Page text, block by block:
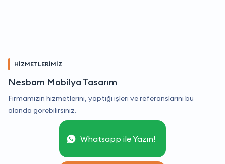
HİZMETLERİMİZ
Nesbam Mobilya Tasarım
Firmamızın hizmetlerini, yaptığı işleri ve referanslarını bu
alanda görebilirsiniz.
Whatsapp ile Yazın!